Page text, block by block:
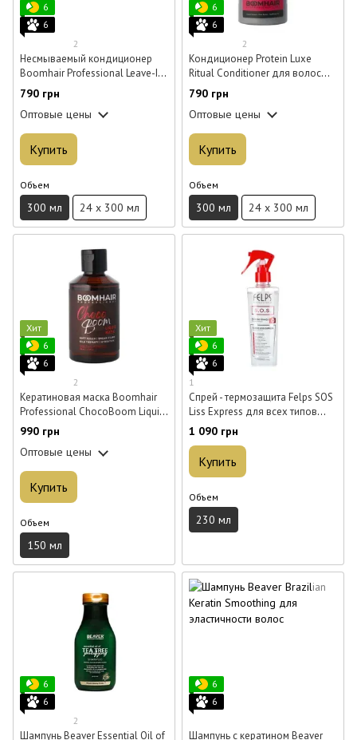
6
6
2
Несмываемый кондиционер
Boomhair Professional Leave-In
Molecular Repair для волос 300
790 грн
Оптовые цены
Купить
Объем
300 мл 24 x 300 мл
6
6
2
Кондиционер Protein Luxe
Ritual Conditioner для волос
300 мл
790 грн
Оптовые цены
Купить
Объем
300 мл 24 x 300 мл
Хит
6
6
2
Кератиновая маска Boomhair
Professional ChocoBoom Liquid
Mask для волос 150 мл
990 грн
Оптовые цены
Купить
Объем
150 мл
Хит
6
6
1
Спрей - термозащита Felps SOS
Liss Express для всех типов
волос 230 мл
1 090 грн
Купить
Объем
230 мл
6
6
2
Шампунь Beaver Essential Oil of
6
6
Шампунь с кератином Beaver